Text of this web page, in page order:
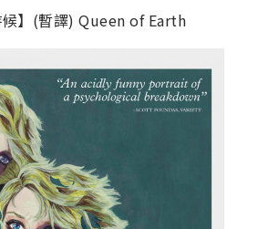
候】(暫譯) Queen of Earth